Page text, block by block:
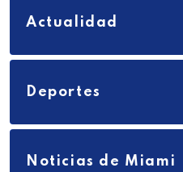
Actualidad
Deportes
Noticias de Miami